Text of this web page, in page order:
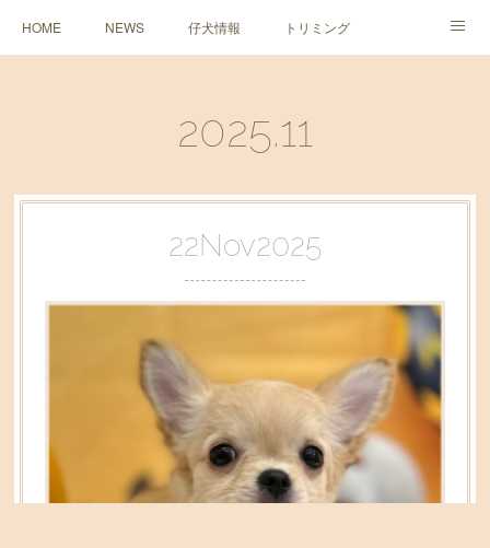
HOME NEWS 仔犬情報 トリミング
2025.11
22Nov2025